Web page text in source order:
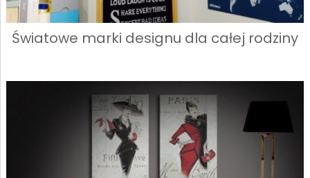
Światowe marki designu dla całej rodziny